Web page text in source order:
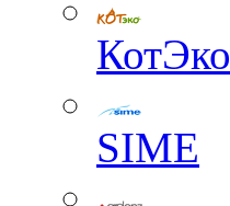
КотЭко
SIME